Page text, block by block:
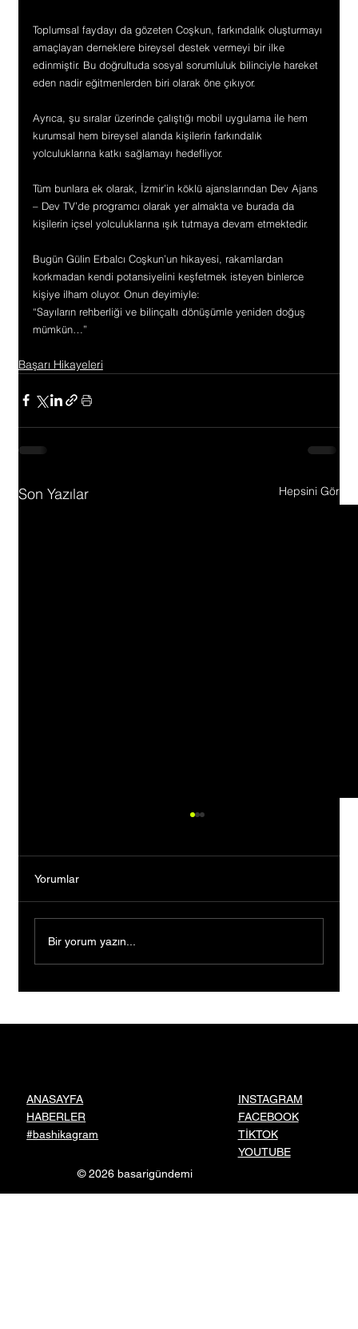
Toplumsal faydayı da gözeten Coşkun, farkındalık oluşturmayı
amaçlayan derneklere bireysel destek vermeyi bir ilke
edinmiştir. Bu doğrultuda sosyal sorumluluk bilinciyle hareket
eden nadir eğitmenlerden biri olarak öne çıkıyor.
Ayrıca, şu sıralar üzerinde çalıştığı mobil uygulama ile hem
kurumsal hem bireysel alanda kişilerin farkındalık
yolculuklarına katkı sağlamayı hedefliyor.
Tüm bunlara ek olarak, İzmir’in köklü ajanslarından Dev Ajans
– Dev TV’de programcı olarak yer almakta ve burada da
kişilerin içsel yolculuklarına ışık tutmaya devam etmektedir.
Bugün Gülin Erbalcı Coşkun’un hikayesi, rakamlardan
korkmadan kendi potansiyelini keşfetmek isteyen binlerce
kişiye ilham oluyor. Onun deyimiyle:
“Sayıların rehberliği ve bilinçaltı dönüşümle yeniden doğuş
mümkün…”
Başarı Hikayeleri
Son Yazılar Hepsini Gör
Yorumlar
Bir yorum yazın...
ANASAYFA
HABERLER
#bashikagram
INSTAGRAM
FACEBOOK
TİKTOK
YOUTUBE
© 2026 basarigündemi